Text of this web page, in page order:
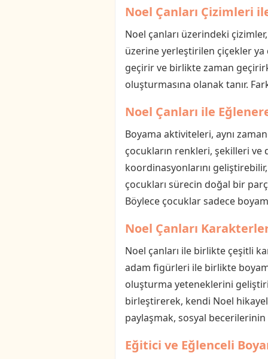
Noel Çanları Çizimleri
Noel çanları üzerindeki
üzerine yerleştirilen çiçekler
geçirir ve birlikte zaman
oluşturmasına olanak tanır.
Noel Çanları ile
Boyama aktiviteleri, aynı
çocukların renkleri, şekilleri ve
koordinasyonlarını geliştirebilir,
çocukları sürecin doğal bir
Böylece çocuklar sadece
Noel Çanları
Noel çanları ile birlikte çeşitli
adam figürleri ile birlikte
oluşturma yeteneklerini
birleştirerek, kendi Noel
paylaşmak, sosyal becerilerinin
Eğitici ve Eğlenceli